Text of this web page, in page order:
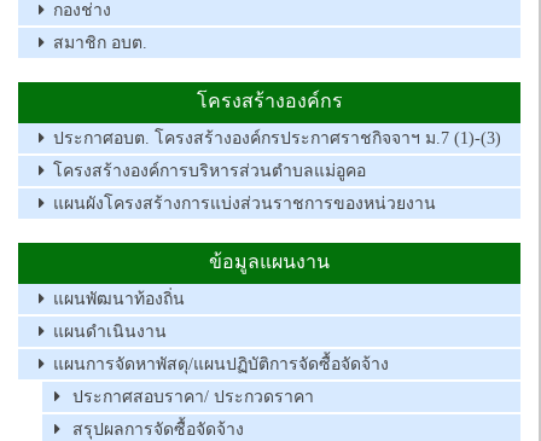
กองช่าง
สมาชิก อบต.
โครงสร้างองค์กร
ประกาศอบต. โครงสร้างองค์กรประกาศราชกิจจาฯ ม.7 (1)-(3)
โครงสร้างองค์การบริหารส่วนตำบลแม่อูคอ
แผนผังโครงสร้างการแบ่งส่วนราชการของหน่วยงาน
ข้อมูลแผนงาน
แผนพัฒนาท้องถิ่น
แผนดำเนินงาน
แผนการจัดหาพัสดุ/แผนปฏิบัติการจัดซื้อจัดจ้าง
ประกาศสอบราคา/ ประกวดราคา
สรุปผลการจัดซื้อจัดจ้าง